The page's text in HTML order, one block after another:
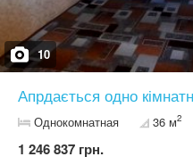
10
Апрдається одно
Однокомнатная 36 м2
1 246 837 грн.